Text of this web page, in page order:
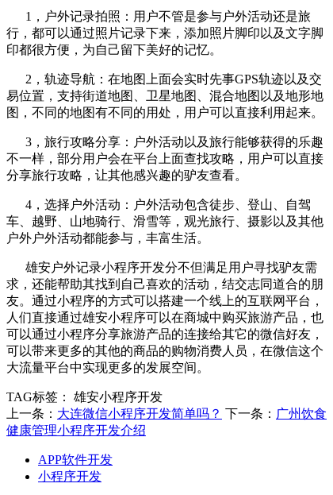
1，户外记录拍照：用户不管是参与户外活动还是旅
行，都可以通过照片记录下来，添加照片脚印以及文字脚
印都很方便，为自己留下美好的记忆。
2，轨迹导航：在地图上面会实时先事GPS轨迹以及交
易位置，支持街道地图、卫星地图、混合地图以及地形地
图，不同的地图有不同的用处，用户可以直接利用起来。
3，旅行攻略分享：户外活动以及旅行能够获得的乐趣
不一样，部分用户会在平台上面查找攻略，用户可以直接
分享旅行攻略，让其他感兴趣的驴友查看。
4，选择户外活动：户外活动包含徒步、登山、自驾
车、越野、山地骑行、滑雪等，观光旅行、摄影以及其他
户外户外活动都能参与，丰富生活。
雄安户外记录小程序开发分不但满足用户寻找驴友需
求，还能帮助其找到自己喜欢的活动，结交志同道合的朋
友。通过小程序的方式可以搭建一个线上的互联网平台，
人们直接通过雄安小程序可以在商城中购买旅游产品，也
可以通过小程序分享旅游产品的连接给其它的微信好友，
可以带来更多的其他的商品的购物消费人员，在微信这个
大流量平台中实现更多的发展空间。
TAG标签：
雄安小程序开发
上一条： 大连微信小程序开发简单吗？ 下一条： 广州饮食
健康管理小程序开发介绍
APP软件开发
小程序开发